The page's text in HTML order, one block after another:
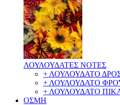
ΛΟΥΛΟΥΔΑΤΕΣ ΝΟΤΕΣ
+ ΛΟΥΛΟΥΔΑΤΟ
+ ΛΟΥΛΟΥΔΑΤΟ
+ ΛΟΥΛΟΥΔΑΤΟ
ΟΣΜΗ